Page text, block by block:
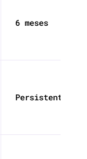
6 meses
Persistente